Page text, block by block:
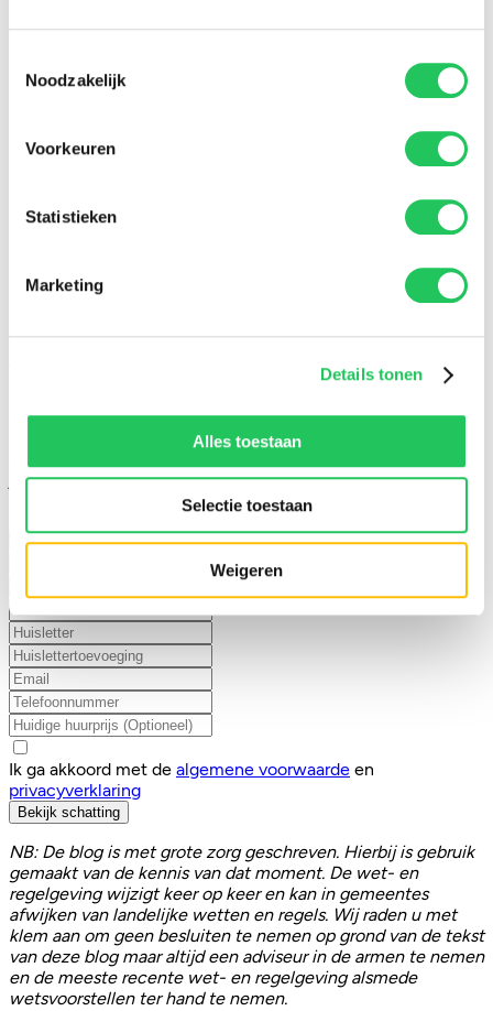
Noodzakelijk
Voorkeuren
Statistieken
Marketing
Details tonen
Alles toestaan
Selectie toestaan
Weigeren
100% dataveiligheid
Vul je woning in en doe de quick scan
Om een quickscan van een woning te doen voer je
hieronder de adresgegevens in. Vervolgens halen we de
juiste informatie zullen we je vragen om sommige gegevens
handmatig aan te vullen.
Zelfstandige woonruimte
Onzelfstandige woonruimte
Ik ben huurder
Ik ga akkoord met de algemene voorwaarde en
privacyverklaring
Bekijk schatting
NB: De blog is met grote zorg geschreven. Hierbij is gebruik
gemaakt van de kennis van dat moment. De wet- en
regelgeving wijzigt keer op keer en kan in gemeentes
afwijken van landelijke wetten en regels. Wij raden u met
klem aan om geen besluiten te nemen op grond van de tekst
van deze blog maar altijd een adviseur in de armen te nemen
en de meeste recente wet- en regelgeving alsmede
wetsvoorstellen ter hand te nemen.